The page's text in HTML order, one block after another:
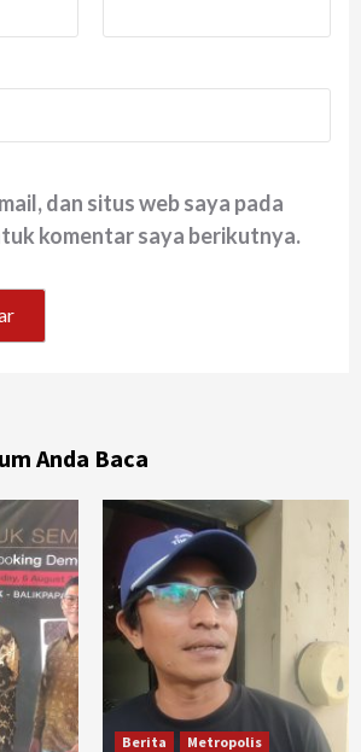
dan situs web saya pada
komentar saya berikutnya.
Anda Baca
Berita Metropolis